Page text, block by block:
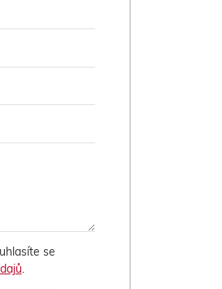
se
.